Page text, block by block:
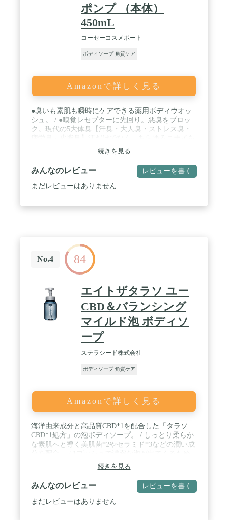
ポンプ （本体）
450mL
コーセーコスメポート
ボディソープ 角質ケア
Amazonで詳しく見る
●臭いも素肌も瞬時にケアできる薬用ボディウオッ
シュ。 / ●嗅覚レセプターに先回り。悪臭をブロッ
ク。現代の5大体臭【汗臭・大人臭・ストレス臭・
ケア。 / ●ニオイの発生、ニキビも防ぐ薬用処方 / ●
パラベンフリー、鉱物油フリー、無着色、サルフェ
ート（硫酸系）フリー / ●年齢によるニオイを防ぐ
効果を重視する方、汗臭だけでなくあらゆるニオイ
を根本対策したい方、素肌のケアも同時にしたい
続きを見る
みんなのレビュー レビューを書く
まだレビューはありません
No.4 84
エイトザタラソ ユー
CBD＆バランシング
マイルド泡 ボディソ
ープ
ステラシード株式会社
ボディソープ 角質ケア
Amazonで詳しく見る
海洋由来成分と高品質CBD*1を配合した「タラソ
CBD*1処方」の泡ボディソープ。 / しっとり柔らか
な素肌へと導く美肌菌*2やセラミド*3などの潤い成
肌への摩擦が少なく、こすらず洗うことができま
す。弱酸性のマイルドな洗い心地。 / ムスキーサボ
ンの香り。 / *1 カンナビジオール(保湿) *2 グルコ
ノバクター／ハチミツ発酵液、乳酸桿菌／乳発酵液
（牛乳）（全て保湿） *3 セラミドNG（保湿）
続きを見る
みんなのレビュー レビューを書く
まだレビューはありません